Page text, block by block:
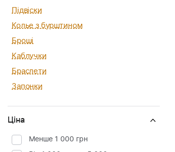
Підвіски
Колье з бурштином
Броші
Каблучки
Браслети
Запонки
Ціна
Менше 1 000 грн